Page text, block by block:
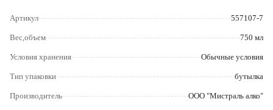
Рыбинск
Северодвинск
Череповец
Артикул 557107-7
Вес,объем 750 мл
Условия хранения Обычные условия
Тип упаковки бутылка
Производитель ООО "Мистраль алко"